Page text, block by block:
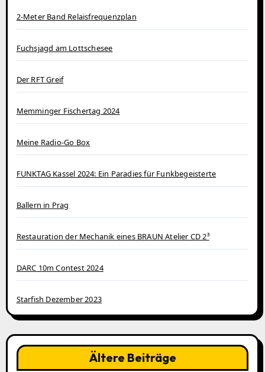
2-Meter Band Relaisfrequenzplan
Fuchsjagd am Lottschesee
Der RFT Greif
Memminger Fischertag 2024
Meine Radio-Go Box
FUNKTAG Kassel 2024: Ein Paradies für Funkbegeisterte
Ballern in Prag
Restauration der Mechanik eines BRAUN Atelier CD 2³
DARC 10m Contest 2024
Starfish Dezember 2023
Ältere Beiträge